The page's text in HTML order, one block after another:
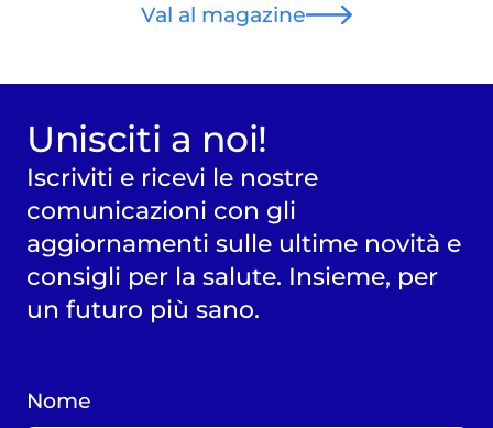
Val al magazine
Unisciti a noi!
Iscriviti e ricevi le nostre
comunicazioni con gli
aggiornamenti sulle ultime novità e
consigli per la salute. Insieme, per
un futuro più sano.
Nome